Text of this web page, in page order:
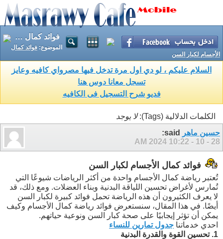
فوائد كمال الأجسام لكبار السن
الموضوع: فوائد كمال
الأجسام لكبار السن
السلام عليكم ، لو دي اول مرة تدخل فيها مصرواي كافيه وعايز
تسجل معانا دوس هنا
فديو شرح التسجيل فى الكافيه
الكلمات الدلالية (Tags):
لا يوجد
حسين ماهر
28 - 10 - 2024
10:22 AM
فوائد كمال الأجسام لكبار السن
تُعتبر رياضة كمال الأجسام واحدة من أكثر الرياضات شيوعًا التي
تُمارس لأغراض تحسين اللياقة البدنية وبناء العضلات. ومع ذلك، قد
لا يعرف الكثيرون أن هذه الرياضة تحمل فوائد كبيرة لكبار السن
أيضًا. في هذا المقال، سنستعرض فوائد رياضة كمال الأجسام وكيف
يمكن أن تؤثر إيجابيًا على صحة كبار السن ونوعية حياتهم.
احدي خدماتنا جدول تمارين للنساء
1. تحسين القوة والقدرة البدنية